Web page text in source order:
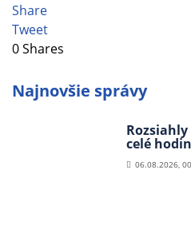
Share
Tweet
0Shares
Najnovšie správy
celé
06.08.2026,